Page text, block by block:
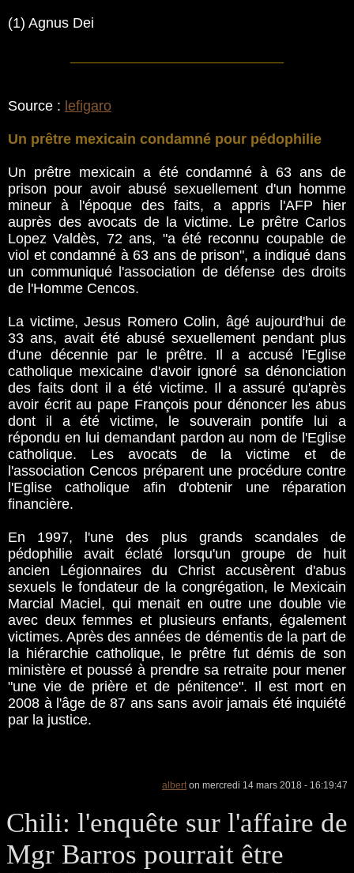
(1) Agnus Dei
Source : lefigaro
Un prêtre mexicain condamné pour pédophilie
Un prêtre mexicain a été condamné à 63 ans de
prison pour avoir abusé sexuellement d'un homme
mineur à l'époque des faits, a appris l'AFP hier
auprès des avocats de la victime. Le prêtre Carlos
Lopez Valdès, 72 ans, "a été reconnu coupable de
viol et condamné à 63 ans de prison", a indiqué dans
un communiqué l'association de défense des droits
de l'Homme Cencos.
La victime, Jesus Romero Colin, âgé aujourd'hui de
33 ans, avait été abusé sexuellement pendant plus
d'une décennie par le prêtre. Il a accusé l'Eglise
catholique mexicaine d'avoir ignoré sa dénonciation
des faits dont il a été victime. Il a assuré qu'après
avoir écrit au pape François pour dénoncer les abus
dont il a été victime, le souverain pontife lui a
répondu en lui demandant pardon au nom de l'Eglise
catholique. Les avocats de la victime et de
l'association Cencos préparent une procédure contre
l'Eglise catholique afin d'obtenir une réparation
financière.
En 1997, l'une des plus grands scandales de
pédophilie avait éclaté lorsqu'un groupe de huit
ancien Légionnaires du Christ accusèrent d'abus
sexuels le fondateur de la congrégation, le Mexicain
Marcial Maciel, qui menait en outre une double vie
avec deux femmes et plusieurs enfants, également
victimes. Après des années de démentis de la part de
la hiérarchie catholique, le prêtre fut démis de son
ministère et poussé à prendre sa retraite pour mener
"une vie de prière et de pénitence". Il est mort en
2008 à l'âge de 87 ans sans avoir jamais été inquiété
par la justice.
alberton mercredi 14 mars 2018 - 16:19:47
Chili: l'enquête sur l'affaire de
Mgr Barros pourrait être